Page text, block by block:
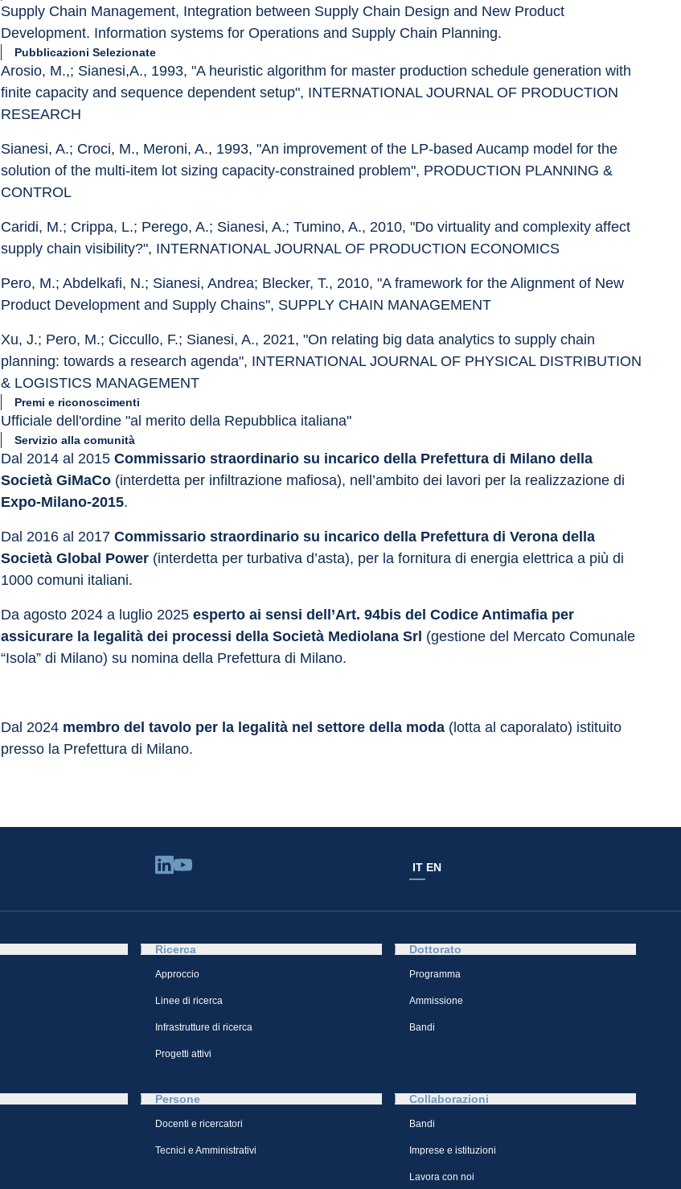
Supply Chain Management, Integration between Supply Chain Design and New Product
Development. Information systems for Operations and Supply Chain Planning.
Pubblicazioni Selezionate
Arosio, M.,; Sianesi,A., 1993, "A heuristic algorithm for master production schedule generation with
finite capacity and sequence dependent setup", INTERNATIONAL JOURNAL OF PRODUCTION
RESEARCH
Sianesi, A.; Croci, M., Meroni, A., 1993, "An improvement of the LP-based Aucamp model for the
solution of the multi-item lot sizing capacity-constrained problem", PRODUCTION PLANNING &
CONTROL
Caridi, M.; Crippa, L.; Perego, A.; Sianesi, A.; Tumino, A., 2010, "Do virtuality and complexity affect
supply chain visibility?", INTERNATIONAL JOURNAL OF PRODUCTION ECONOMICS
Pero, M.; Abdelkafi, N.; Sianesi, Andrea; Blecker, T., 2010, "A framework for the Alignment of New
Product Development and Supply Chains", SUPPLY CHAIN MANAGEMENT
Xu, J.; Pero, M.; Ciccullo, F.; Sianesi, A., 2021, "On relating big data analytics to supply chain
planning: towards a research agenda", INTERNATIONAL JOURNAL OF PHYSICAL DISTRIBUTION
& LOGISTICS MANAGEMENT
Premi e riconoscimenti
Ufficiale dell'ordine "al merito della Repubblica italiana"
Servizio alla comunità
Dal 2014 al 2015 Commissario straordinario su incarico della Prefettura di Milano della
Società GiMaCo (interdetta per infiltrazione mafiosa), nell’ambito dei lavori per la realizzazione di
Expo-Milano-2015.
Dal 2016 al 2017 Commissario straordinario su incarico della Prefettura di Verona della
Società Global Power (interdetta per turbativa d’asta), per la fornitura di energia elettrica a più di
1000 comuni italiani.
Da agosto 2024 a luglio 2025 esperto ai sensi dell’Art. 94bis del Codice Antimafia per
assicurare la legalità dei processi della Società Mediolana Srl (gestione del Mercato Comunale
“Isola” di Milano) su nomina della Prefettura di Milano.
Dal 2024 membro del tavolo per la legalità nel settore della moda (lotta al caporalato) istituito
presso la Prefettura di Milano.
IT EN
Ricerca
Approccio
Linee di ricerca
Infrastrutture di ricerca
Progetti attivi
Dottorato
Programma
Ammissione
Bandi
Persone
Docenti e ricercatori
Tecnici e Amministrativi
Collaborazioni
Bandi
Imprese e istituzioni
Lavora con noi